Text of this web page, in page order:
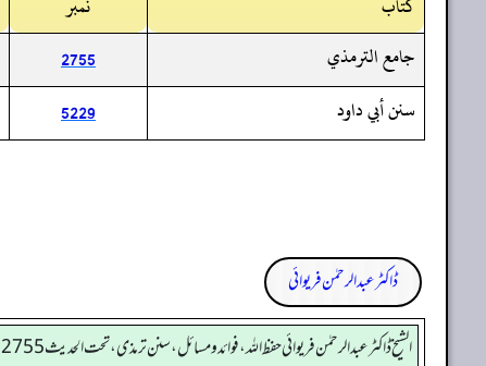
جامع الترمذي
2755
سنن أبي داود
5229
ڈاکٹر عبدالرحمٰن فریوائی
الشیخ ڈاکٹر عبد الرحمٰن فریوائی حفظ اللہ، فوائد و مسائل، سنن ترمذی، تحت الحديث 2755